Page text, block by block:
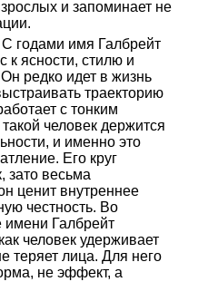
и запоминает не
С годами имя Галбрейт
к ясности, стилю и
редко идет в жизнь
траекторию
с тонким
человек держится
и именно это
Его круг
зато весьма
ценит внутреннее
честность. Во
имени Галбрейт
человек удерживает
теряет лица. Для него
не эффект, а